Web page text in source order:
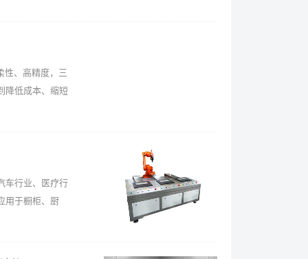
性、高精度，三
降低成本、缩短
车行业、医疗行
用于橱柜、厨